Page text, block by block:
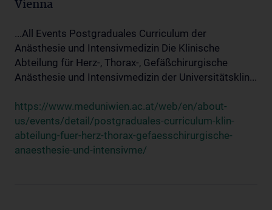
Vienna
...All Events Postgraduales Curriculum der
Anästhesie und Intensivmedizin Die Klinische
Abteilung für Herz-, Thorax-, Gefäßchirurgische
Anästhesie und Intensivmedizin der Universitätsklin...
https://www.meduniwien.ac.at/web/en/about-
us/events/detail/postgraduales-curriculum-klin-
abteilung-fuer-herz-thorax-gefaesschirurgische-
anaesthesie-und-intensivme/